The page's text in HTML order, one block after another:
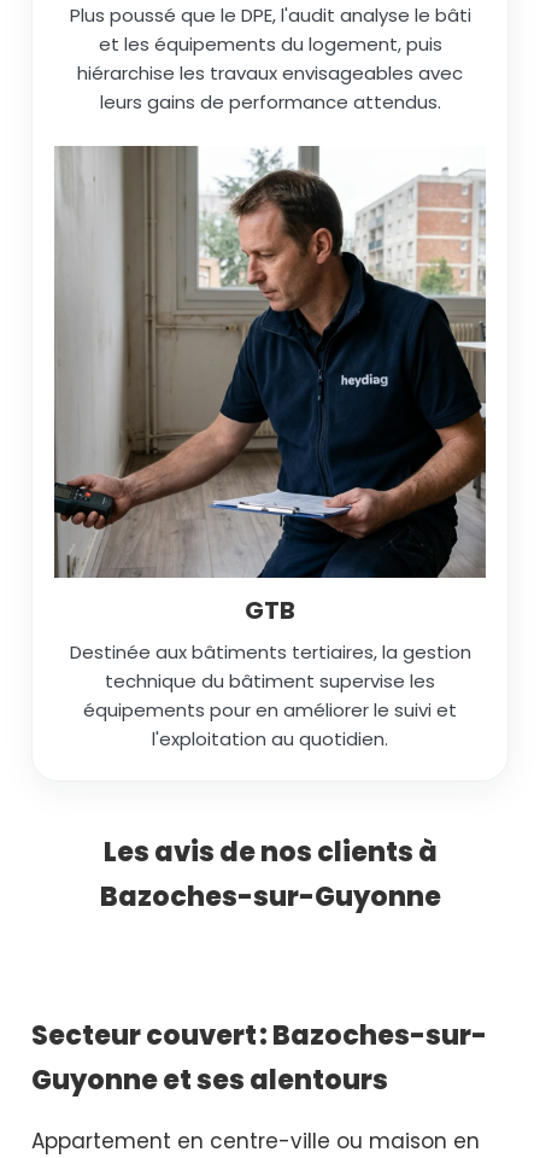
Plus poussé que le DPE, l'audit analyse le bâti
et les équipements du logement, puis
hiérarchise les travaux envisageables avec
leurs gains de performance attendus.
GTB
Destinée aux bâtiments tertiaires, la gestion
technique du bâtiment supervise les
équipements pour en améliorer le suivi et
l'exploitation au quotidien.
Les avis de nos clients à
Bazoches-sur-Guyonne
Secteur couvert : Bazoches-sur-
Guyonne et ses alentours
Appartement en centre-ville ou maison en